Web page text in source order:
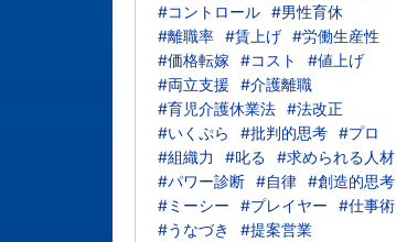
#コントロール #男性育休
#離職率 #賃上げ #労働生産性
#価格転嫁
#コスト
#値上げ
#両立支援
#介護離職
#育児介護休業法 #法改正
#いくぷら
#批判的思考 #プロ
#組織力
#叱る
#求められる人材
#パワー診断 #自律 #創造的思考
#ミーシー
#プレイヤー
#仕事術
#うなづき
#提案営業